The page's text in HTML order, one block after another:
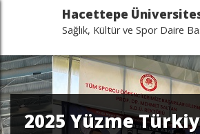
Hacettepe
Sağlık, Kültür ve Spor Daire
2025 Yüzme